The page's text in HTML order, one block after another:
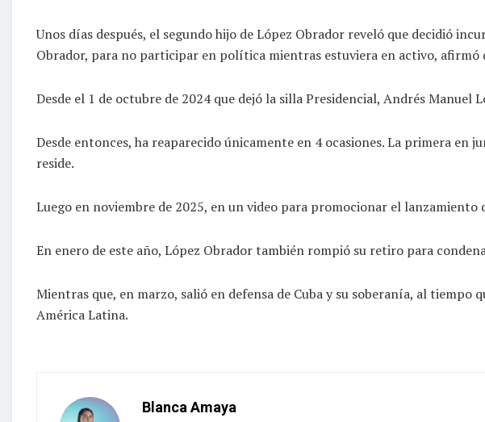
Unos días después, el segundo hijo de López Obrador reveló que decidió
Obrador, para no participar en política mientras estuviera en activo, afirmó
Desde el 1 de octubre de 2024 que dejó la silla Presidencial, Andrés
Desde entonces, ha reaparecido únicamente en 4 ocasiones. La primera en
reside.
Luego en noviembre de 2025, en un video para promocionar el lanzamiento
En enero de este año, López Obrador también rompió su retiro para
Mientras que, en marzo, salió en defensa de Cuba y su soberanía, al
América Latina.
Blanca Amaya